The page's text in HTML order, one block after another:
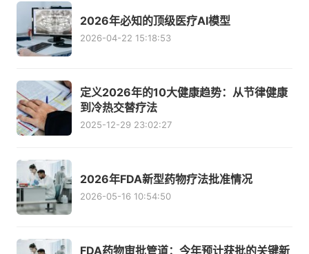
2026年必知的顶级医疗AI模型
2026-04-22 15:18:53
定义2026年的10大健康趋势：从节律健康
到冷热交替疗法
2025-12-29 23:02:27
2026年FDA新型药物疗法批准情况
2026-05-16 10:54:50
FDA药物审批管道：今年预计获批的关键新